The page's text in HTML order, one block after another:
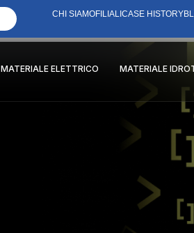
CHI SIAMOFILIALICASE HISTORY
MATERIALE ELETTRICO MATERIALE